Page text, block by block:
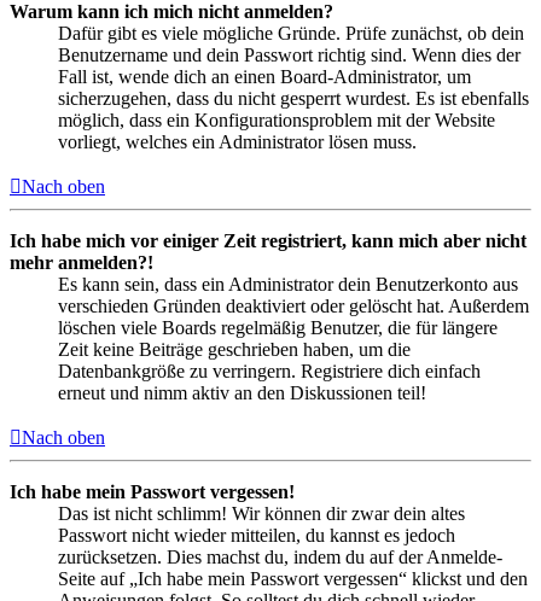
Warum kann ich mich nicht anmelden?
Dafür gibt es viele mögliche Gründe. Prüfe zunächst, ob dein
Benutzername und dein Passwort richtig sind. Wenn dies der
Fall ist, wende dich an einen Board-Administrator, um
sicherzugehen, dass du nicht gesperrt wurdest. Es ist ebenfalls
möglich, dass ein Konfigurationsproblem mit der Website
vorliegt, welches ein Administrator lösen muss.
Nach oben
Ich habe mich vor einiger Zeit registriert, kann mich aber nicht
mehr anmelden?!
Es kann sein, dass ein Administrator dein Benutzerkonto aus
verschieden Gründen deaktiviert oder gelöscht hat. Außerdem
löschen viele Boards regelmäßig Benutzer, die für längere
Zeit keine Beiträge geschrieben haben, um die
Datenbankgröße zu verringern. Registriere dich einfach
erneut und nimm aktiv an den Diskussionen teil!
Nach oben
Ich habe mein Passwort vergessen!
Das ist nicht schlimm! Wir können dir zwar dein altes
Passwort nicht wieder mitteilen, du kannst es jedoch
zurücksetzen. Dies machst du, indem du auf der Anmelde-
Seite auf „Ich habe mein Passwort vergessen“ klickst und den